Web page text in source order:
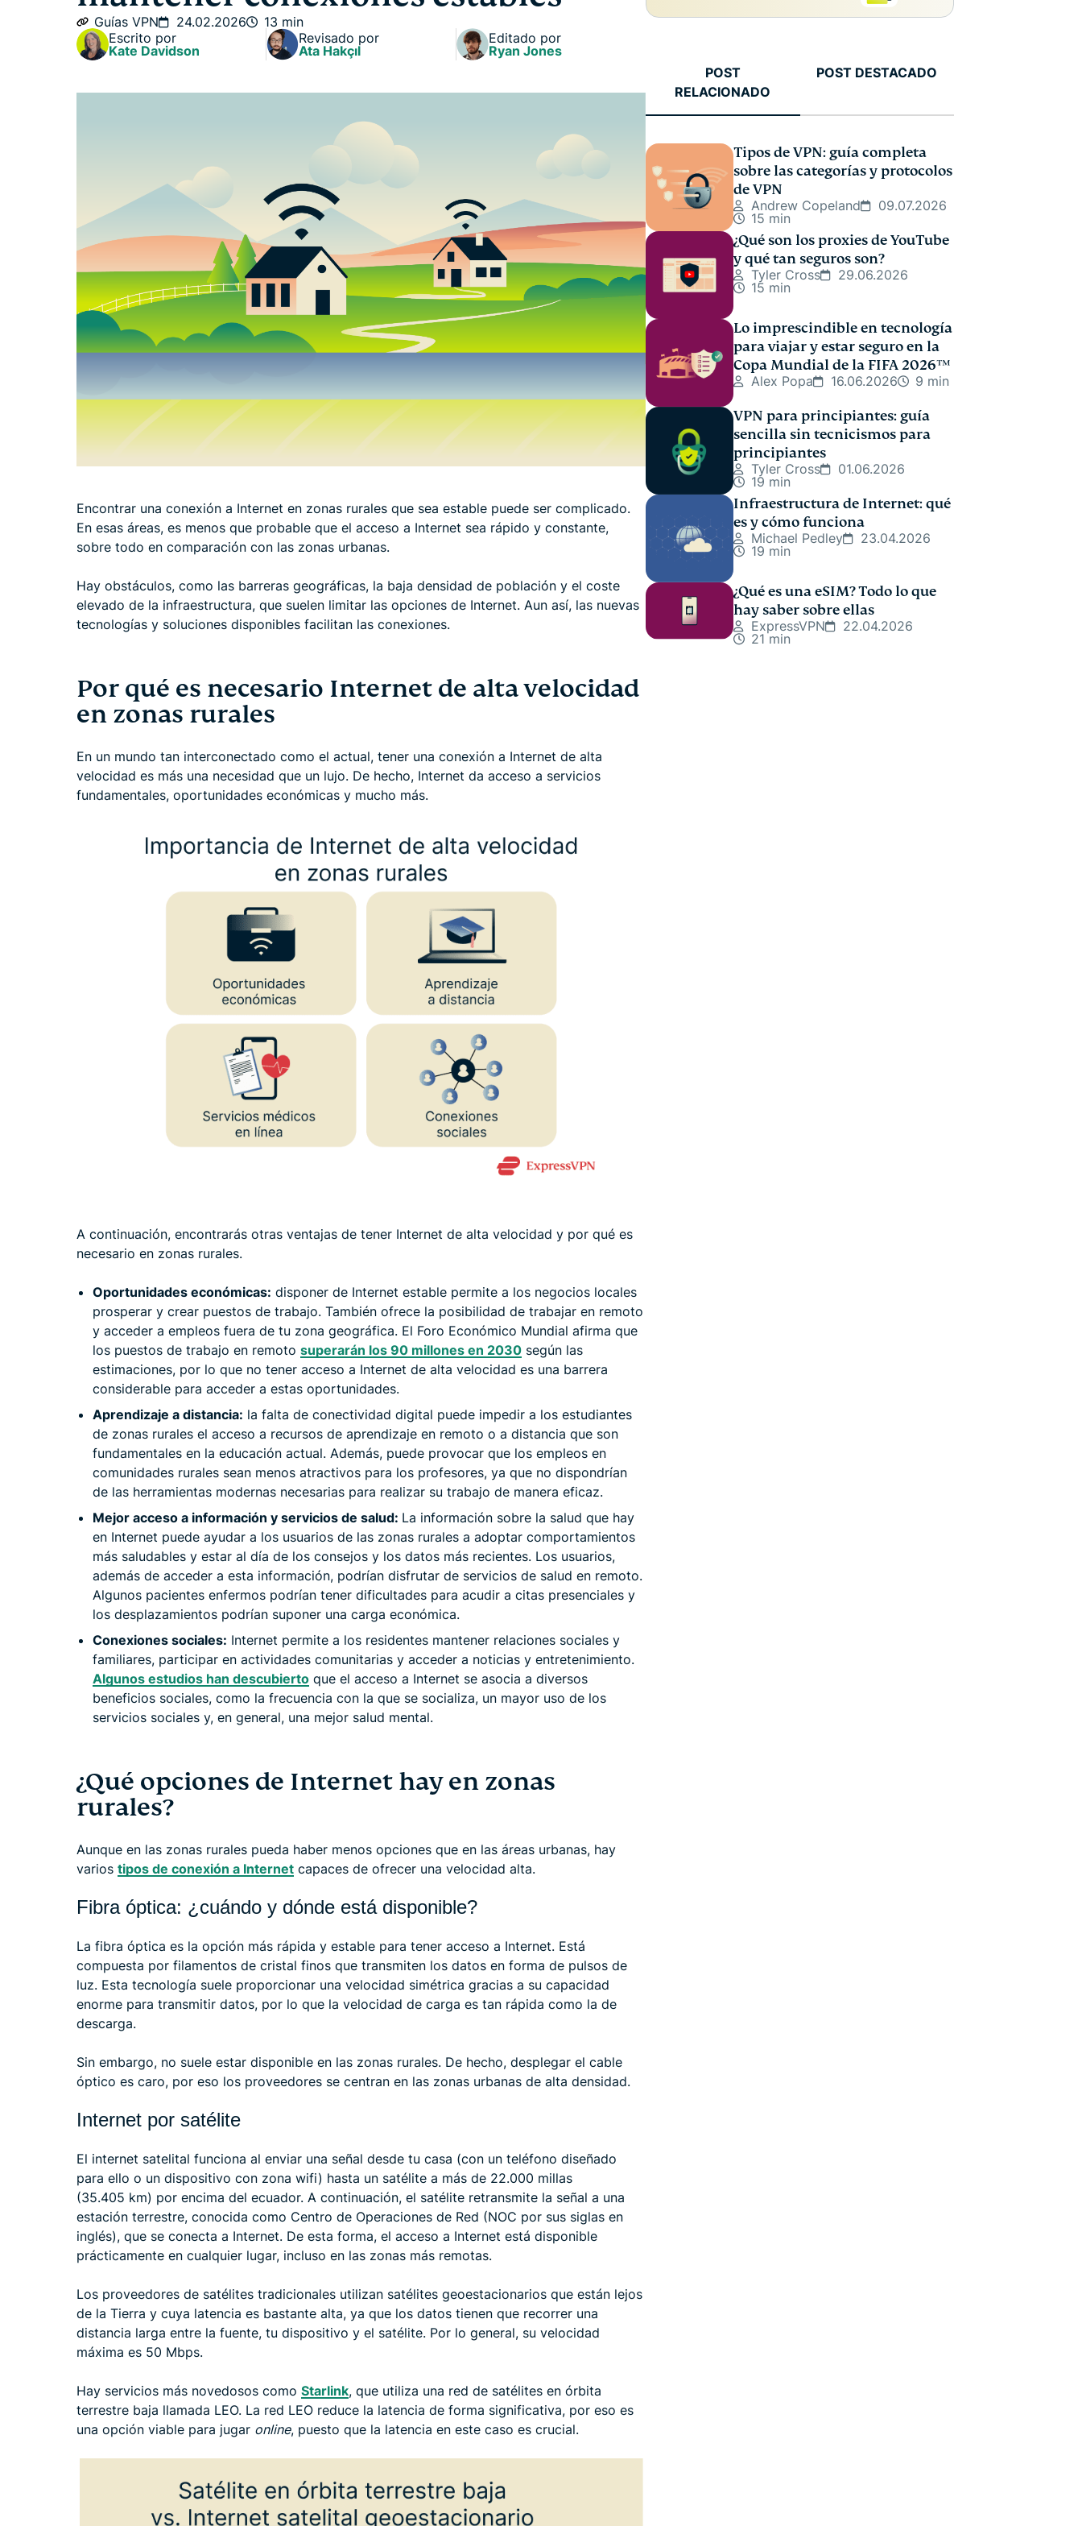
autenticación
etc.
confidencial
inteligencia
centrada en
Identity
protección
de identidad,
supervisión y
eliminación
de datos.
Guías VPN 24.02.2026
13 min
Escrito por
Kate Davidson
Revisado por
Ata Hakçıl
Editado por
Ryan Jones
Encontrar una conexión a Internet en zonas rurales que sea estable puede ser complicado.
En esas áreas, es menos que probable que el acceso a Internet sea rápido y constante,
sobre todo en comparación con las zonas urbanas.
Hay obstáculos, como las barreras geográficas, la baja densidad de población y el coste
elevado de la infraestructura, que suelen limitar las opciones de Internet. Aun así, las nuevas
tecnologías y soluciones disponibles facilitan las conexiones.
Por qué es necesario Internet de alta velocidad
en zonas rurales
En un mundo tan interconectado como el actual, tener una conexión a Internet de alta
velocidad es más una necesidad que un lujo. De hecho, Internet da acceso a servicios
fundamentales, oportunidades económicas y mucho más.
A continuación, encontrarás otras ventajas de tener Internet de alta velocidad y por qué es
necesario en zonas rurales.
Oportunidades económicas: disponer de Internet estable permite a los negocios locales
prosperar y crear puestos de trabajo. También ofrece la posibilidad de trabajar en remoto
y acceder a empleos fuera de tu zona geográfica. El Foro Económico Mundial afirma que
los puestos de trabajo en remoto superarán los 90 millones en 2030 según las
estimaciones, por lo que no tener acceso a Internet de alta velocidad es una barrera
considerable para acceder a estas oportunidades.
Aprendizaje a distancia: la falta de conectividad digital puede impedir a los estudiantes
de zonas rurales el acceso a recursos de aprendizaje en remoto o a distancia que son
fundamentales en la educación actual. Además, puede provocar que los empleos en
comunidades rurales sean menos atractivos para los profesores, ya que no dispondrían
de las herramientas modernas necesarias para realizar su trabajo de manera eficaz.
Mejor acceso a información y servicios de salud: La información sobre la salud que hay
en Internet puede ayudar a los usuarios de las zonas rurales a adoptar comportamientos
más saludables y estar al día de los consejos y los datos más recientes. Los usuarios,
además de acceder a esta información, podrían disfrutar de servicios de salud en remoto.
Algunos pacientes enfermos podrían tener dificultades para acudir a citas presenciales y
los desplazamientos podrían suponer una carga económica.
Conexiones sociales: Internet permite a los residentes mantener relaciones sociales y
familiares, participar en actividades comunitarias y acceder a noticias y entretenimiento.
Algunos estudios han descubierto que el acceso a Internet se asocia a diversos
beneficios sociales, como la frecuencia con la que se socializa, un mayor uso de los
servicios sociales y, en general, una mejor salud mental.
¿Qué opciones de Internet hay en zonas
rurales?
Aunque en las zonas rurales pueda haber menos opciones que en las áreas urbanas, hay
varios tipos de conexión a Internet capaces de ofrecer una velocidad alta.
Fibra óptica: ¿cuándo y dónde está disponible?
La fibra óptica es la opción más rápida y estable para tener acceso a Internet. Está
compuesta por filamentos de cristal finos que transmiten los datos en forma de pulsos de
luz. Esta tecnología suele proporcionar una velocidad simétrica gracias a su capacidad
enorme para transmitir datos, por lo que la velocidad de carga es tan rápida como la de
descarga.
Sin embargo, no suele estar disponible en las zonas rurales. De hecho, desplegar el cable
óptico es caro, por eso los proveedores se centran en las zonas urbanas de alta densidad.
Internet por satélite
El internet satelital funciona al enviar una señal desde tu casa (con un teléfono diseñado
para ello o un dispositivo con zona wifi) hasta un satélite a más de 22.000 millas
(35.405 km) por encima del ecuador. A continuación, el satélite retransmite la señal a una
estación terrestre, conocida como Centro de Operaciones de Red (NOC por sus siglas en
inglés), que se conecta a Internet. De esta forma, el acceso a Internet está disponible
prácticamente en cualquier lugar, incluso en las zonas más remotas.
Los proveedores de satélites tradicionales utilizan satélites geoestacionarios que están lejos
de la Tierra y cuya latencia es bastante alta, ya que los datos tienen que recorrer una
distancia larga entre la fuente, tu dispositivo y el satélite. Por lo general, su velocidad
máxima es 50 Mbps.
Hay servicios más novedosos como Starlink, que utiliza una red de satélites en órbita
terrestre baja llamada LEO. La red LEO reduce la latencia de forma significativa, por eso es
una opción viable para jugar online, puesto que la latencia en este caso es crucial.
POST
RELACIONADO
POST DESTACADO
Tipos de VPN: guía completa
sobre las categorías y protocolos
de VPN
Andrew Copeland
09.07.2026
15 min
¿Qué son los proxies de YouTube
y qué tan seguros son?
Tyler Cross
29.06.2026
15 min
Lo imprescindible en tecnología
para viajar y estar seguro en la
Copa Mundial de la FIFA 2026™
Alex Popa 16.06.2026 9 min
VPN para principiantes: guía
sencilla sin tecnicismos para
principiantes
Tyler Cross
01.06.2026
19 min
Infraestructura de Internet: qué
es y cómo funciona
Michael Pedley
23.04.2026
19 min
¿Qué es una eSIM? Todo lo que
hay saber sobre ellas
ExpressVPN
22.04.2026
21 min